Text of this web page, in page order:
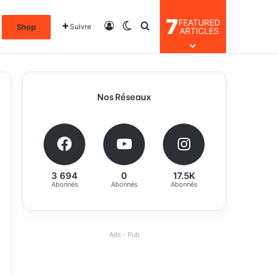
Shop Suivre ConnexionSwitch skin
Rechercher
7FEATURED
ARTICLES
Nos Réseaux
3 694
Abonnés
0
Abonnés
17.5K
Abonnés
Ads - Pub